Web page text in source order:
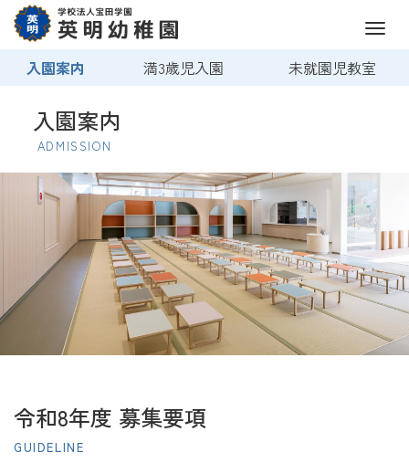
M
e
入園案内 満3歳児入園 未就園児教室
入園案内
ADMISSION
令和8年度 募集要項
GUIDELINE